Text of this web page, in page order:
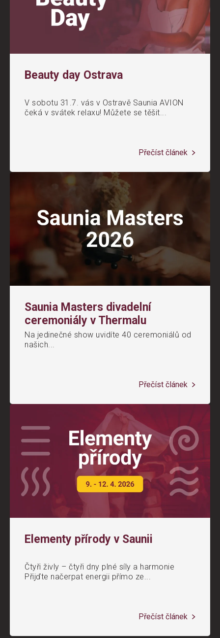
Beauty day Ostrava
V sobotu 31.7. vás v Ostravě Saunia AVION
čeká v svátek relaxu! Můžete se těšit...
Přečíst článek
Saunia Masters divadelní
ceremoniály v Thermalu
Na jedinečné show uvidíte 40 ceremoniálů od
našich...
Přečíst článek
Elementy přírody v Saunii
Čtyři živly – čtyři dny plné síly a harmonie
Přijďte načerpat energii přímo ze...
Přečíst článek